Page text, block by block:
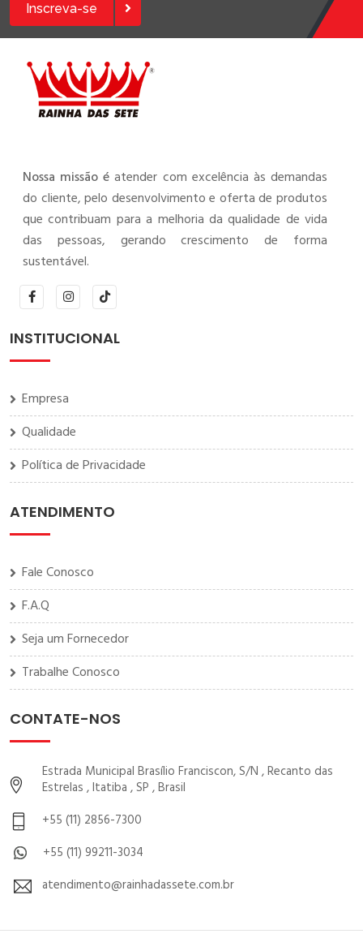
Inscreva-se
Nossa missão é atender com excelência às demandas
do cliente, pelo desenvolvimento e oferta de produtos
que contribuam para a melhoria da qualidade de vida
das pessoas, gerando crescimento de forma
sustentável.
INSTITUCIONAL
Empresa
Qualidade
Política de Privacidade
ATENDIMENTO
Fale Conosco
F.A.Q
Seja um Fornecedor
Trabalhe Conosco
CONTATE-NOS
Estrada Municipal Brasílio Franciscon, S/N , Recanto das
Estrelas , Itatiba , SP , Brasil
+55 (11) 2856-7300
+55 (11) 99211-3034
atendimento@rainhadassete.com.br